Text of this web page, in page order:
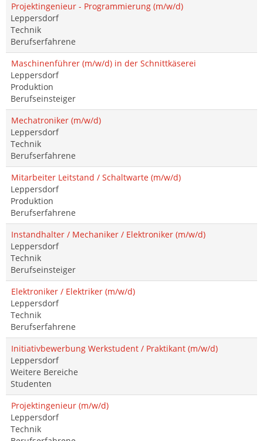
Projektingenieur - Programmierung (m/w/d)
Leppersdorf
Technik
Berufserfahrene
Maschinenführer (m/w/d) in der Schnittkäserei
Leppersdorf
Produktion
Berufseinsteiger
Mechatroniker (m/w/d)
Leppersdorf
Technik
Berufserfahrene
Mitarbeiter Leitstand / Schaltwarte (m/w/d)
Leppersdorf
Produktion
Berufserfahrene
Instandhalter / Mechaniker / Elektroniker (m/w/d)
Leppersdorf
Technik
Berufseinsteiger
Elektroniker / Elektriker (m/w/d)
Leppersdorf
Technik
Berufserfahrene
Initiativbewerbung Werkstudent / Praktikant (m/w/d)
Leppersdorf
Weitere Bereiche
Studenten
Projektingenieur (m/w/d)
Leppersdorf
Technik